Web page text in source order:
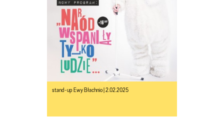
stand-up Ewy Błachnio | 2.02.2025